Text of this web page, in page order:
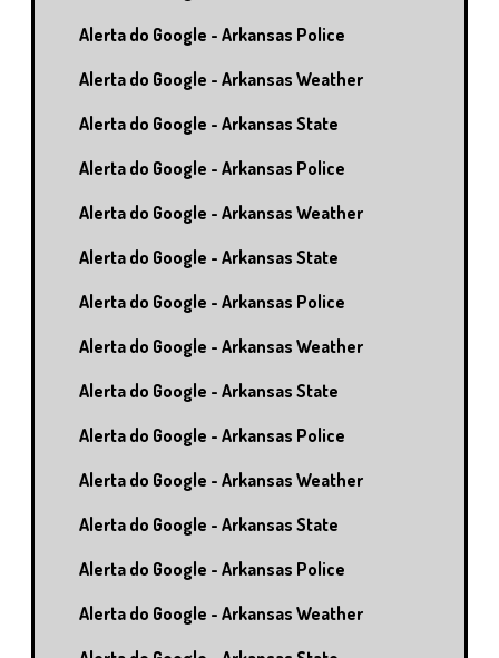
Alerta do Google - Arkansas Police
Alerta do Google - Arkansas Weather
Alerta do Google - Arkansas State
Alerta do Google - Arkansas Police
Alerta do Google - Arkansas Weather
Alerta do Google - Arkansas State
Alerta do Google - Arkansas Police
Alerta do Google - Arkansas Weather
Alerta do Google - Arkansas State
Alerta do Google - Arkansas Police
Alerta do Google - Arkansas Weather
Alerta do Google - Arkansas State
Alerta do Google - Arkansas Police
Alerta do Google - Arkansas Weather